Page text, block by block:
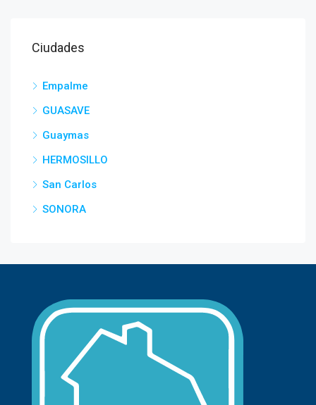
Ciudades
Empalme
GUASAVE
Guaymas
HERMOSILLO
San Carlos
SONORA